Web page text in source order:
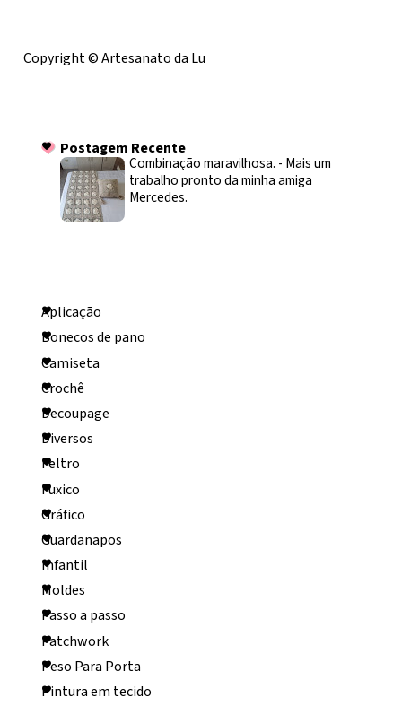
Copyright © Artesanato da Lu
Postagem Recente
Combinação maravilhosa. - Mais um
trabalho pronto da minha amiga
Mercedes.
Aplicação
Bonecos de pano
Camiseta
Crochê
Decoupage
Diversos
Feltro
Fuxico
Gráfico
Guardanapos
Infantil
Moldes
Passo a passo
Patchwork
Peso Para Porta
Pintura em tecido